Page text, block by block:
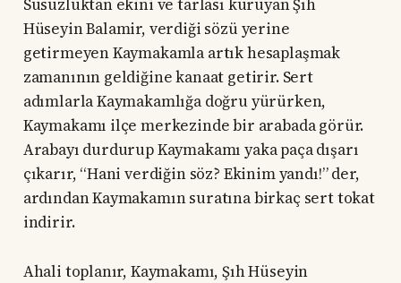
Susuzluktan ekini ve tarlası kuruyan Şıh
Hüseyin Balamir, verdiği sözü yerine
getirmeyen Kaymakamla artık hesaplaşmak
zamanının geldiğine kanaat getirir. Sert
adımlarla Kaymakamlığa doğru yürürken,
Kaymakamı ilçe merkezinde bir arabada görür.
Arabayı durdurup Kaymakamı yaka paça dışarı
çıkarır, “Hani verdiğin söz? Ekinim yandı!” der,
ardından Kaymakamın suratına birkaç sert tokat
indirir.
Ahali toplanır, Kaymakamı, Şıh Hüseyin